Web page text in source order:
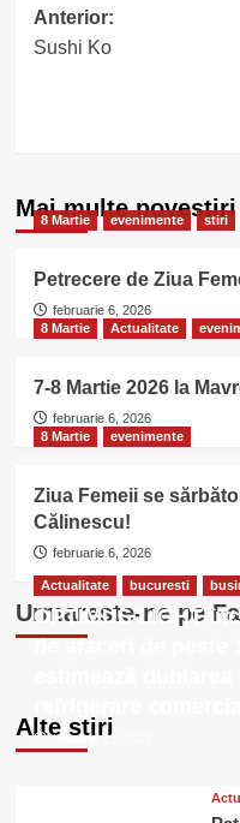
Post
navigation
Anterior:
Sushi Ko
Mai multe povestiri
8 Martie evenimente stiri
Petrecere de Ziua
februarie 6, 2026
8 Martie
Actualitate
7-8 Martie 2026 la
februarie 6, 2026
8 Martie
evenimente
Ziua Femeii se
Călinescu!
februarie 6, 2026
Urmareste-ne pe
Alte stiri
Actualitate bucuresti
OPTIMUS LIGHT
ianuarie 23, 2026